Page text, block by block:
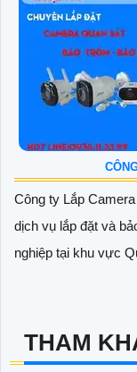
Công ty Lắp
dịch vụ lắp đặt và
nghiệp tại khu vực
THAM